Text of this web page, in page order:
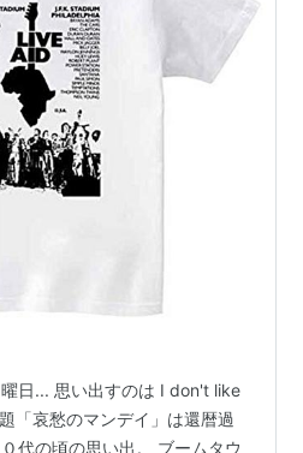
日... 思い出すのは I don't like
「哀愁のマンデイ」は還暦過
代の頃の思い出。 ブームタウ